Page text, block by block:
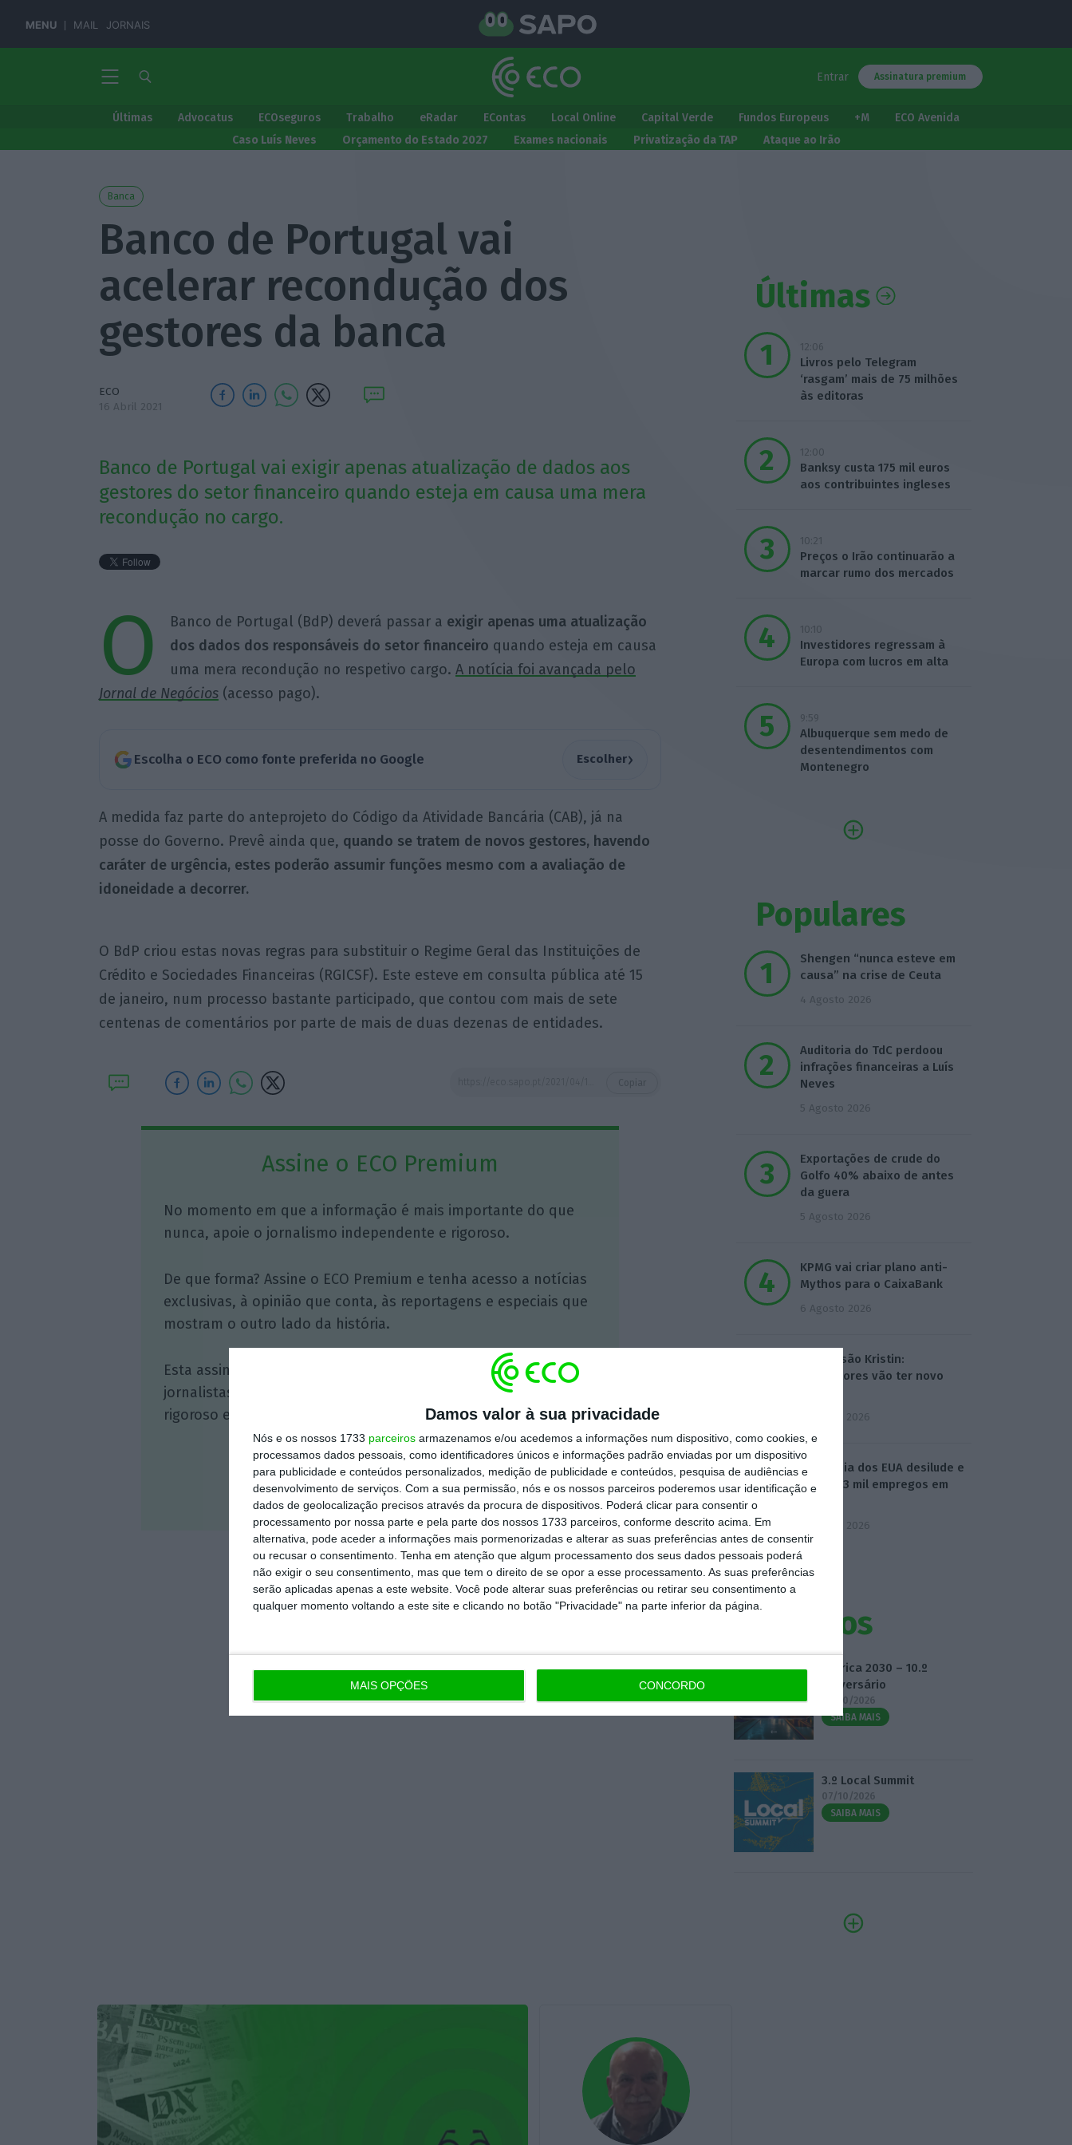
Damos valor à sua privacidade
Nós e os nossos 1733 parceiros armazenamos e/ou acedemos a informações num dispositivo, como cookies, e
processamos dados pessoais, como identificadores únicos e informações padrão enviadas por um dispositivo
para publicidade e conteúdos personalizados, medição de publicidade e conteúdos, pesquisa de audiências e
desenvolvimento de serviços. Com a sua permissão, nós e os nossos parceiros poderemos usar identificação e
dados de geolocalização precisos através da procura de dispositivos. Poderá clicar para consentir o
processamento por nossa parte e pela parte dos nossos 1733 parceiros, conforme descrito acima. Em
alternativa, pode aceder a informações mais pormenorizadas e alterar as suas preferências antes de consentir
ou recusar o consentimento. Tenha em atenção que algum processamento dos seus dados pessoais poderá
não exigir o seu consentimento, mas que tem o direito de se opor a esse processamento. As suas preferências
serão aplicadas apenas a este website. Você pode alterar suas preferências ou retirar seu consentimento a
qualquer momento voltando a este site e clicando no botão "Privacidade" na parte inferior da página.
MAIS OPÇÕES CONCORDO
MENU MAIL JORNAIS
Entrar Assinatura premium
Últimas Advocatus ECOseguros Trabalho eRadar EContas Local Online Capital Verde Fundos Europeus +M
ECO Avenida
Caso Luís Neves
Orçamento do Estado 2027 Exames nacionais Privatização da TAP Ataque ao Irão
Banca
Banco de Portugal vai
acelerar recondução dos
gestores da banca
ECO
16 Abril 2021
Banco de Portugal vai exigir apenas atualização de dados aos
gestores do setor financeiro quando esteja em causa uma mera
recondução no cargo.
O Banco de Portugal (BdP) deverá passar a exigir apenas uma atualização
dos dados dos responsáveis do setor financeiro quando esteja em causa
uma mera recondução no respetivo cargo. A notícia foi avançada pelo
Jornal de Negócios(acesso pago).
Escolha o ECO como fonte preferida no Google Escolher›
A medida faz parte do anteprojeto do Código da Atividade Bancária (CAB), já na
posse do Governo. Prevê ainda que, quando se tratem de novos gestores, havendo
caráter de urgência, estes poderão assumir funções mesmo com a avaliação de
idoneidade a decorrer.
O BdP criou estas novas regras para substituir o Regime Geral das Instituições de
Crédito e Sociedades Financeiras (RGICSF). Este esteve em consulta pública até 15
de janeiro, num processo bastante participado, que contou com mais de sete
centenas de comentários por parte de mais de duas dezenas de entidades.
Assine o ECO Premium
No momento em que a informação é mais importante do que
nunca, apoie o jornalismo independente e rigoroso.
De que forma? Assine o ECO Premium e tenha acesso a notícias
exclusivas, à opinião que conta, às reportagens e especiais que
mostram o outro lado da história.
Esta assinatura é uma forma de apoiar o ECO e os seus
jornalistas. A nossa contrapartida é o jornalismo independente,
rigoroso e credível.
Assine já
Veja todos os planos
Últimas
12:06
Livros pelo Telegram
‘rasgam’ mais de 75 milhões
às editoras
12:00
Banksy custa 175 mil euros
aos contribuintes ingleses
10:21
Preços o Irão continuarão a
marcar rumo dos mercados
10:10
Investidores regressam à
Europa com lucros em alta
9:59
Albuquerque sem medo de
desentendimentos com
Montenegro
Populares
Shengen “nunca esteve em
causa” na crise de Ceuta
4 Agosto 2026
Auditoria do TdC perdoou
infrações financeiras a Luís
Neves
5 Agosto 2026
Exportações de crude do
Golfo 40% abaixo de antes
da guera
5 Agosto 2026
KPMG vai criar plano anti-
Mythos para o CaixaBank
6 Agosto 2026
Depressão Kristin:
Agricultores vão ter novo
7 Agosto 2026
Economia dos EUA desilude e
perde 23 mil empregos em
7 Agosto 2026
Eventos
Fábrica 2030 – 10.º
Aniversário
14/10/2026
SAIBA MAIS
3.º Local Summit
07/10/2026
SAIBA MAIS